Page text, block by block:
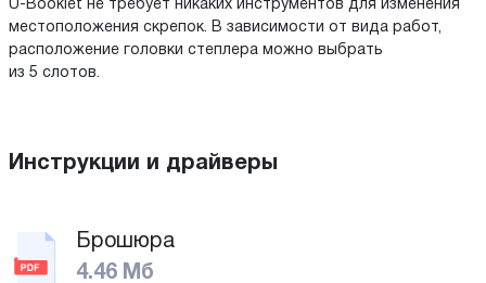
U-Booklet не требует никаких инструментов для изменения
местоположения скрепок. В зависимости от вида работ,
расположение головки степлера можно выбрать
из 5 слотов.
Инструкции и драйверы
Брошюра
4.46 Мб